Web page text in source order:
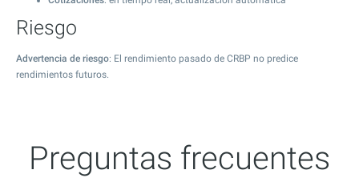
Riesgo
Advertencia de riesgo: El rendimiento pasado de CRBP no predice
rendimientos futuros.
Preguntas frecuentes